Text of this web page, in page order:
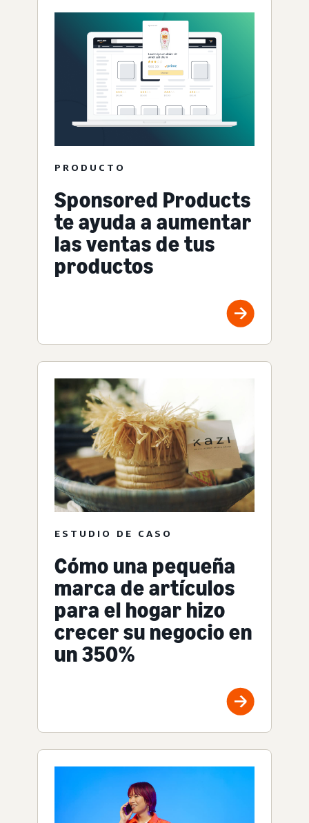
PRODUCTO
Sponsored Products
te ayuda a aumentar
las ventas de tus
productos
ESTUDIO DE CASO
Cómo una pequeña
marca de artículos
para el hogar hizo
crecer su negocio en
un 350%